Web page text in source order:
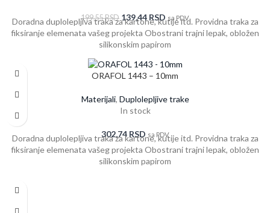
199,55RSD 139,44 RSD sa PDV
Doradna duplolepljiva traka za kartone, kutije itd. Providna traka za
fiksiranje elemenata vašeg projekta Obostrani trajni lepak, obložen
silikonskim papirom
ORAFOL 1443 – 10mm
Materijali, Duplolepljive trake
In stock
302,74 RSD sa PDV
Doradna duplolepljiva traka za kartone, kutije itd. Providna traka za
fiksiranje elemenata vašeg projekta Obostrani trajni lepak, obložen
silikonskim papirom